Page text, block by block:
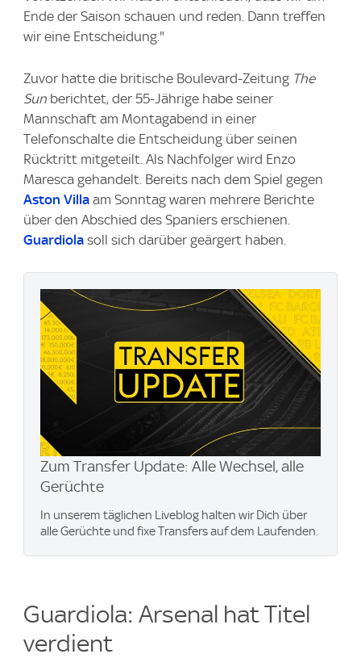
Ende der Saison schauen und reden. Dann treffen
wir eine Entscheidung."
Zuvor hatte die britische Boulevard-Zeitung The
Sun berichtet, der 55-Jährige habe seiner
Mannschaft am Montagabend in einer
Telefonschalte die Entscheidung über seinen
Rücktritt mitgeteilt. Als Nachfolger wird Enzo
Maresca gehandelt. Bereits nach dem Spiel gegen
Aston Villa am Sonntag waren mehrere Berichte
über den Abschied des Spaniers erschienen.
Guardiola soll sich darüber geärgert haben.
Zum Transfer Update: Alle Wechsel, alle
Gerüchte
In unserem täglichen Liveblog halten wir Dich über
alle Gerüchte und fixe Transfers auf dem Laufenden.
Guardiola: Arsenal hat Titel
verdient